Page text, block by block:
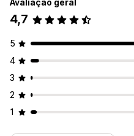
Avaliação geral
4,7
5
4
3
2
1